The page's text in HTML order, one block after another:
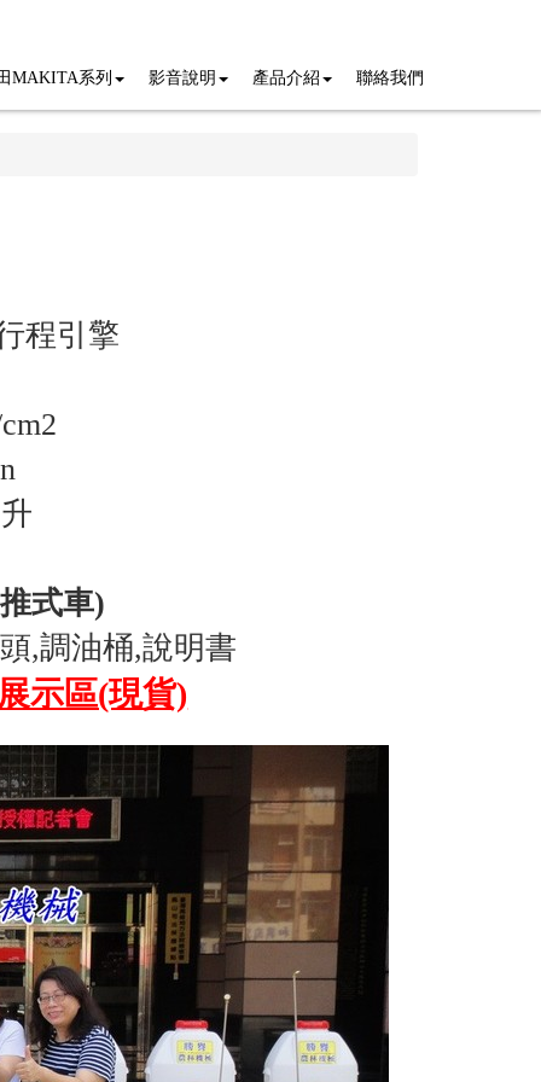
MAKITA系列 影音說明 產品介紹 聯絡我們
程引擎
式車)
,調油桶,說明書
示區(現貨)